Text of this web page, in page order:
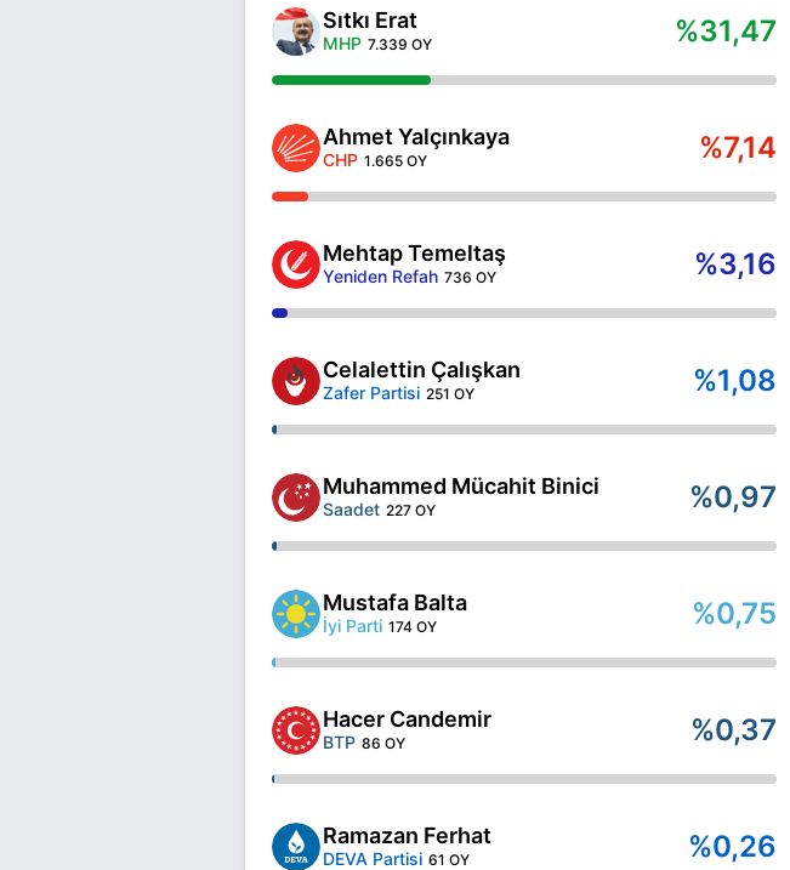
Sıtkı Erat
MHP 7.339 OY %31,47
Ahmet Yalçınkaya
CHP 1.665 OY %7,14
Mehtap Temeltaş
Yeniden Refah 736 OY %3,16
Celalettin Çalışkan
Zafer Partisi 251 OY %1,08
Muhammed Mücahit Binici
Saadet 227 OY %0,97
Mustafa Balta
İyi Parti 174 OY %0,75
Hacer Candemir
BTP 86 OY %0,37
Ramazan Ferhat
DEVA Partisi 61 OY %0,26